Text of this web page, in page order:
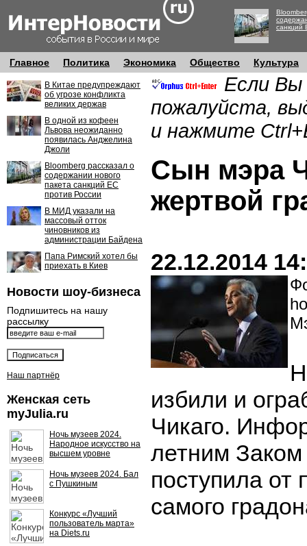
санкций
Главное Политика Экономика Общество Культура
В Китае предупреждают
об угрозе конфликта
великих держав
В одной из кофеен
Львова неожиданно
появилась Анджелина
Джоли
Bloomberg рассказал о
содержании нового
пакета санкций ЕС
против России
В МИД указали на
массовый отток
чиновников из
администрации Байдена
Папа Римский хотел бы
приехать в Киев
Новости шоу-бизнеса
Подпишитесь на нашу
рассылку
Наш партнёр
Женская сеть
myJulia.ru
Ночь музеев 2024.
Народное искусство на
высшем уровне
Ночь музеев 2024. Бал
с Пушкиным
Конкурс «Лучший
пользователь марта»
на Diets.ru
Если Вы
пожалуйста,
и нажмите
Сын мэра
жертвой
22.12.2014
избили и
Чикаго.
летним
поступила от
самого